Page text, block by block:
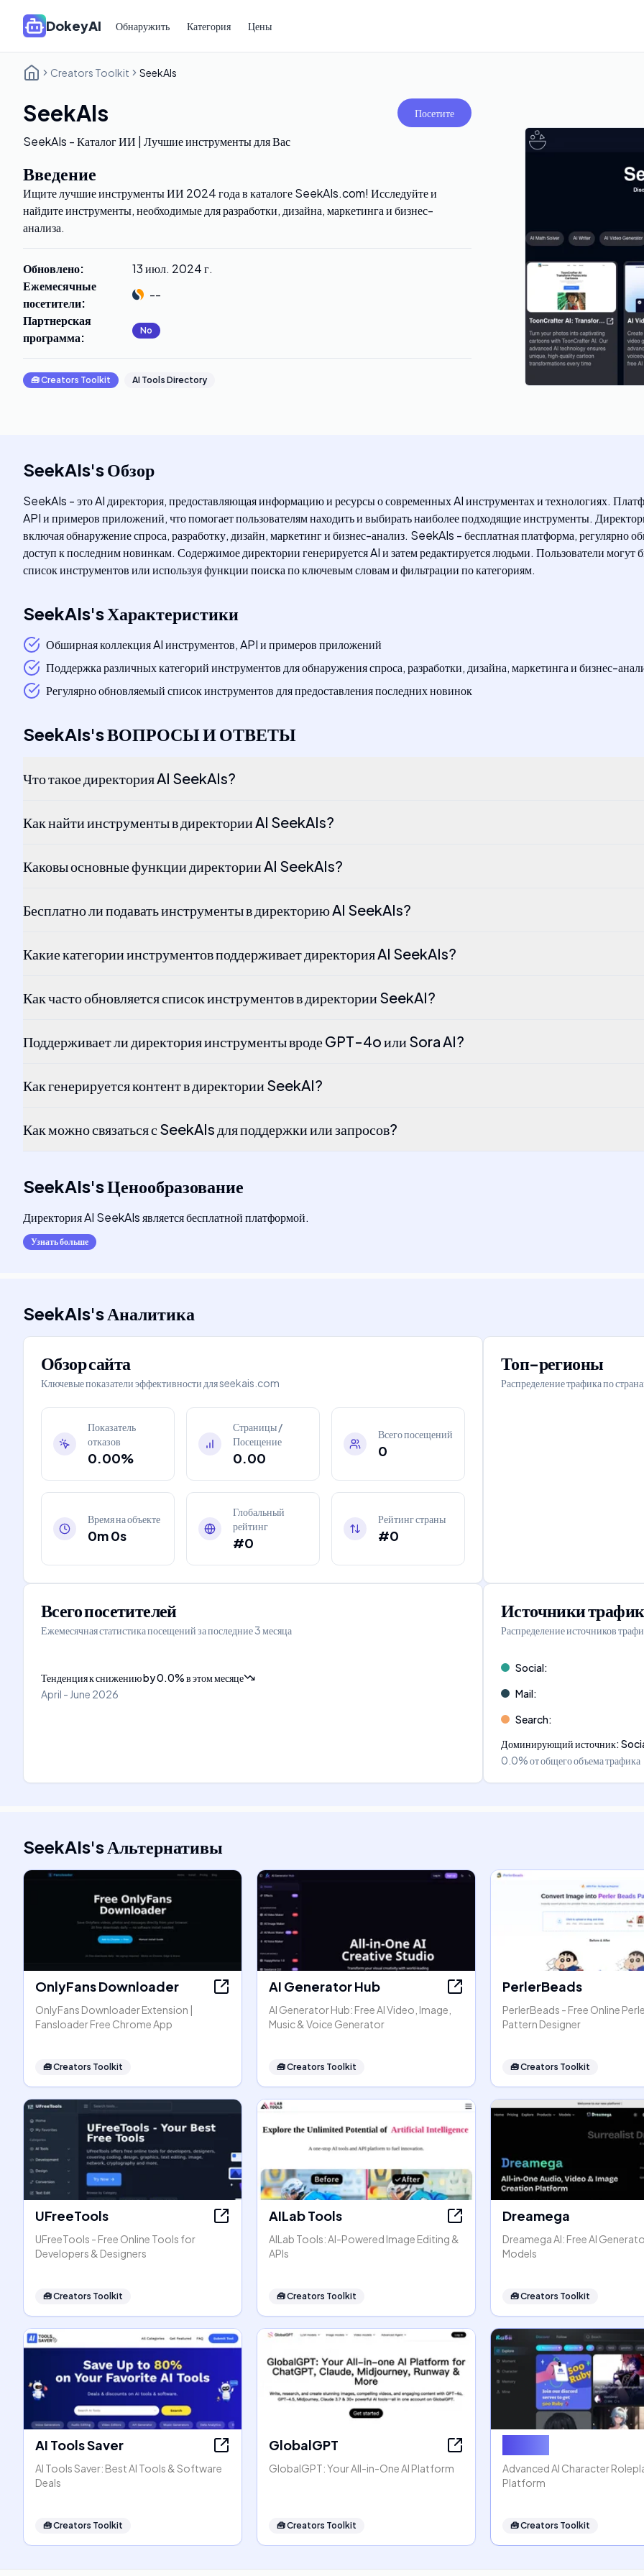
DokeyAI Обнаружить Категория Цены
Creators Toolkit SeekAIs
SeekAIs Посетите
SeekAIs - Каталог ИИ | Лучшие инструменты для Вас
Введение
Ищите лучшие инструменты ИИ 2024 года в каталоге SeekAIs.com! Исследуйте и
найдите инструменты, необходимые для разработки, дизайна, маркетинга и бизнес-
анализа.
Обновлено:
13 июл. 2024 г.
Ежемесячные
посетители:
--
Партнерская
программа: No
🧰Creators Toolkit AI Tools Directory
SeekAIs'sОбзор
SeekAIs - это AI директория, предоставляющая информацию и ресурсы о современных AI инструментах и технологиях.
API и примеров приложений, что помогает пользователям находить и выбирать наиболее подходящие инструменты.
включая обнаружение спроса, разработку, дизайн, маркетинг и бизнес-анализ. SeekAIs - бесплатная платформа, регулярно
доступ к последним новинкам. Содержимое директории генерируется AI и затем редактируется людьми. Пользователи могут
список инструментов или используя функции поиска по ключевым словам и фильтрации по категориям.
SeekAIs'sХарактеристики
Обширная коллекция AI инструментов, API и примеров приложений
Поддержка различных категорий инструментов для обнаружения спроса, разработки, дизайна, маркетинга и бизнес-
Регулярно обновляемый список инструментов для предоставления последних новинок
SeekAIs'sВОПРОСЫ И ОТВЕТЫ
Что такое директория AI SeekAIs?
Как найти инструменты в директории AI SeekAIs?
Каковы основные функции директории AI SeekAIs?
Бесплатно ли подавать инструменты в директорию AI SeekAIs?
Какие категории инструментов поддерживает директория AI SeekAIs?
Как часто обновляется список инструментов в директории SeekAI?
Поддерживает ли директория инструменты вроде GPT-4o или Sora AI?
Как генерируется контент в директории SeekAI?
Как можно связаться с SeekAIs для поддержки или запросов?
SeekAIs'sЦенообразование
Директория AI SeekAIs является бесплатной платформой.
Узнать больше
SeekAIs'sАналитика
Обзор сайта
Ключевые показатели эффективности дляseekais.com
Показатель
отказов
0.00%
Страницы /
Посещение
0.00
Всего посещений
0
Время на объекте
0m 0s
Глобальный
рейтинг
#0
Рейтинг страны
#0
Топ-регионы
Распределение трафика по
Всего посетителей
Ежемесячная статистика посещений за последние 3 месяца
Тенденция к снижениюby0.0%в этом месяце
April - June 2026
Источники
Распределение источников
Social:
Mail:
Search:
Доминирующий источник:
0.0%от общего объема трафика
SeekAIs'sАльтернативы
OnlyFans Downloader
OnlyFans Downloader Extension |
Fansloader Free Chrome App
🧰Creators Toolkit
AI Generator Hub
AI Generator Hub: Free AI Video, Image,
Music & Voice Generator
🧰Creators Toolkit
PerlerBeads
PerlerBeads - Free Online
Pattern Designer
🧰Creators Toolkit
UFreeTools
UFreeTools - Free Online Tools for
Developers & Designers
🧰Creators Toolkit
AILab Tools
AILab Tools: AI-Powered Image Editing &
APIs
🧰Creators Toolkit
Dreamega
Dreamega AI: Free AI
Models
🧰Creators Toolkit
AI Tools Saver
AI Tools Saver: Best AI Tools & Software
Deals
🧰Creators Toolkit
GlobalGPT
GlobalGPT: Your All-in-One AI Platform
🧰Creators Toolkit
Advanced AI Character
Platform
🧰Creators Toolkit